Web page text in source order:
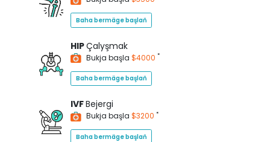
Baha bermäge başlaň
HIPÇalyşmak
Bukja başla $4000 *
Baha bermäge başlaň
IVFBejergi
Bukja başla $3200 *
Baha bermäge başlaň